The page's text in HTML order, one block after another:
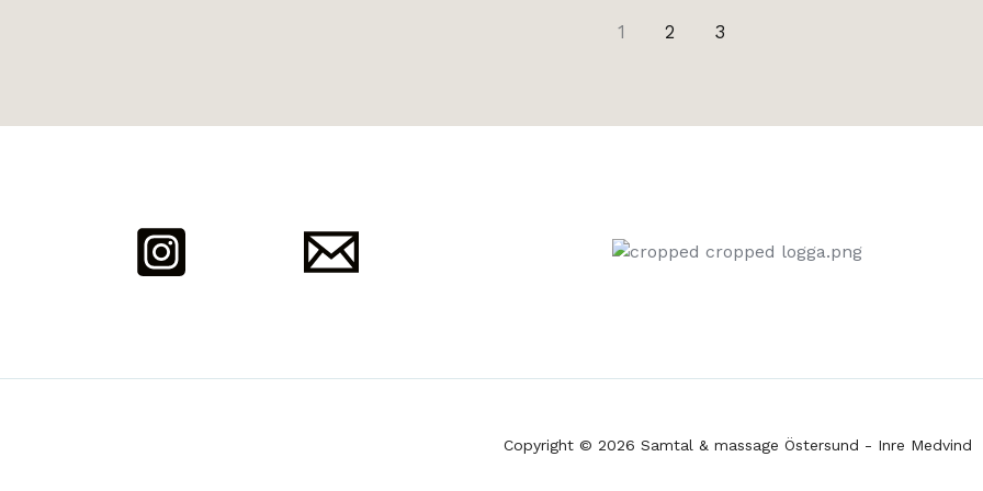
1 2 3
Copyright © 2026 Samtal & massage Östersund - Inre Medvind